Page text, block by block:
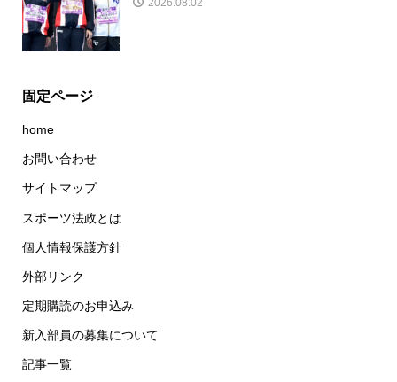
2026.08.02
固定ページ
home
お問い合わせ
サイトマップ
スポーツ法政とは
個人情報保護方針
外部リンク
定期購読のお申込み
新入部員の募集について
記事一覧